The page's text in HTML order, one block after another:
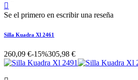

Se el primero en escribir una reseña
Silla Kuadra Xl 2461
260,09 €-15%305,98 €